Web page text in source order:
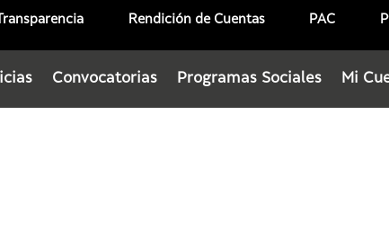
Rendición de Cuentas PAC
Convocatorias Programas Sociales Mi